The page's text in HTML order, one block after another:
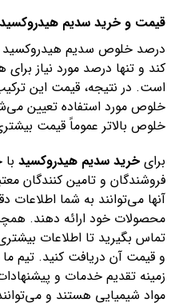
قیمت و خرید سدیم هیدروکسید
کند و تنها درصد مورد نیاز
است. در نتیجه، قیمت این
خلوص مورد استفاده تعیین
خلوص بالاتر عموماً قیمت
برایخرید سدیم هیدروکسید
فروشندگان و تامین کنندگان
آنها می‌توانند به شما
محصولات خود ارائه دهند.
تماس بگیرید تا اطلاعات
و قیمت آن دریافت کنید. تیم
زمینه تقدیم خدمات و
مواد شیمیایی هستند و